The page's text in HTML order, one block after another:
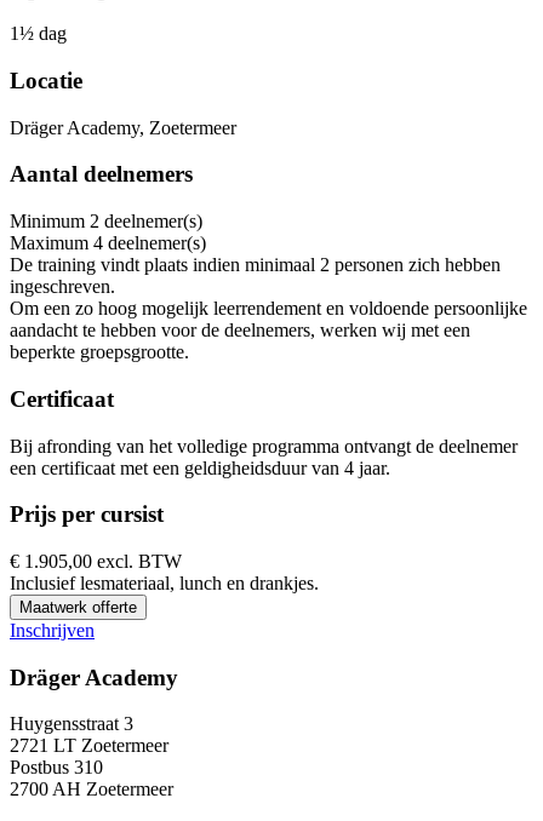
1½ dag
Locatie
Dräger Academy, Zoetermeer
Aantal deelnemers
Minimum 2 deelnemer(s)
Maximum 4 deelnemer(s)
De training vindt plaats indien minimaal 2 personen zich hebben
ingeschreven.
Om een zo hoog mogelijk leerrendement en voldoende persoonlijke
aandacht te hebben voor de deelnemers, werken wij met een
beperkte groepsgrootte.
Certificaat
Bij afronding van het volledige programma ontvangt de deelnemer
een certificaat met een geldigheidsduur van 4 jaar.
Prijs per cursist
€ 1.905,00 excl. BTW
Inclusief lesmateriaal, lunch en drankjes.
Maatwerk offerte
Inschrijven
Dräger Academy
Huygensstraat 3
2721 LT Zoetermeer
Postbus 310
2700 AH Zoetermeer